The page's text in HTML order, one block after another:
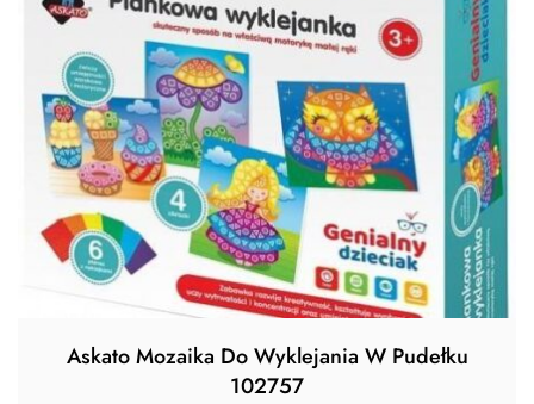
Askato Mozaika Do Wyklejania W Pudełku
102757